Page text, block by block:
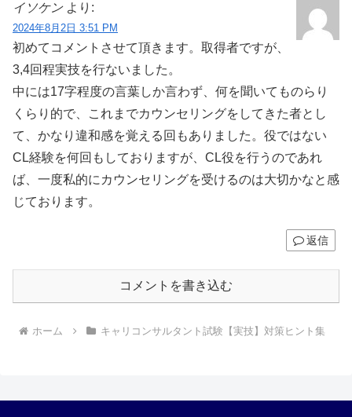
イソケン より:
2024年8月2日 3:51 PM
初めてコメントさせて頂きます。取得者ですが、
3,4回程実技を行ないました。
中には17字程度の言葉しか言わず、何を聞いてものらり
くらり的で、これまでカウンセリングをしてきた者とし
て、かなり違和感を覚える回もありました。役ではない
CL経験を何回もしておりますが、CL役を行うのであれ
ば、一度私的にカウンセリングを受けるのは大切かなと感
じております。
返信
コメントを書き込む
ホーム キャリコンサルタント試験【実技】対策ヒント集